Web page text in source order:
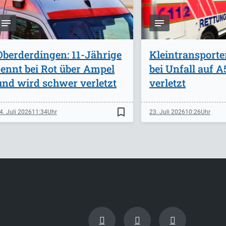
11-Jährige
bei Rot über Ampel
wird schwer verletzt
Juli 202611:34 bookmark_border
bei Unfall auf
verletzt
23. Juli 202610:26